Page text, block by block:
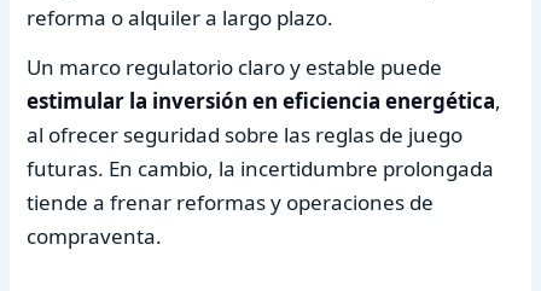
reforma o alquiler a largo plazo.
Un marco regulatorio claro y estable puede
estimular la inversión en eficiencia energética,
al ofrecer seguridad sobre las reglas de juego
futuras. En cambio, la incertidumbre prolongada
tiende a frenar reformas y operaciones de
compraventa.